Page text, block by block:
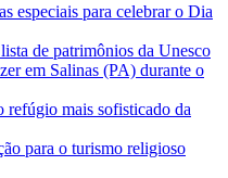
especiais para celebrar o Dia
de patrimônios da Unesco
em Salinas (PA) durante o
refúgio mais sofisticado da
para o turismo religioso